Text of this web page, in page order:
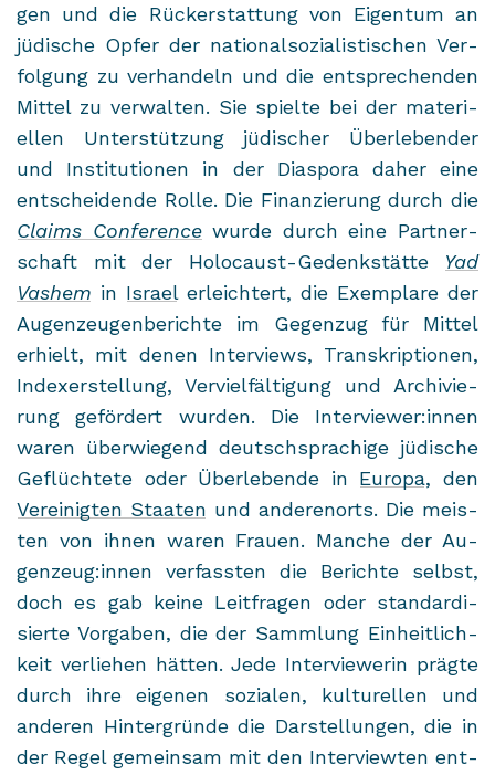
gen und die Rück­erstat­tung von Ei­gen­tum an
jü­di­sche Opfer der na­tio­nal­so­zia­lis­ti­schen Ver­
fol­gung zu ver­han­deln und die ent­spre­chen­den
Mit­tel zu ver­wal­ten. Sie spiel­te bei der ma­te­ri­
el­len Un­ter­stüt­zung jü­di­scher Über­le­ben­der
und In­sti­tu­tio­nen in der Dia­spo­ra daher eine
ent­schei­den­de Rolle. Die Fi­nan­zie­rung durch die
Claims Con­fe­rencewurde durch eine Part­ner­
schaft mit der Holocaust-​Gedenkstätte Yad
Vashem in Is­ra­eler­leich­tert, die Ex­em­pla­re der
Au­gen­zeu­gen­be­rich­te im Ge­gen­zug für Mit­tel
er­hielt, mit denen In­ter­views, Tran­skrip­tio­nen,
In­dex­er­stel­lung, Ver­viel­fäl­ti­gung und Ar­chi­vie­
rung ge­för­dert wur­den. Die In­ter­view­er:innen
waren über­wie­gend deutsch­spra­chi­ge jü­di­sche
Ge­flüch­te­te oder Über­le­ben­de in Eu­ro­pa, den
Ver­ei­nig­ten Staa­ten und an­de­ren­orts. Die meis­
ten von ihnen waren Frau­en. Man­che der Au­
gen­zeug:innen ver­fass­ten die Be­rich­te selbst,
doch es gab keine Leit­fra­gen oder stan­dar­di­
sier­te Vor­ga­ben, die der Samm­lung Ein­heit­lich­
keit ver­lie­hen hät­ten. Jede In­ter­viewe­rin präg­te
durch ihre ei­ge­nen so­zia­len, kul­tu­rel­len und
an­de­ren Hin­ter­grün­de die Dar­stel­lun­gen, die in
der Regel ge­mein­sam mit den In­ter­view­ten ent­